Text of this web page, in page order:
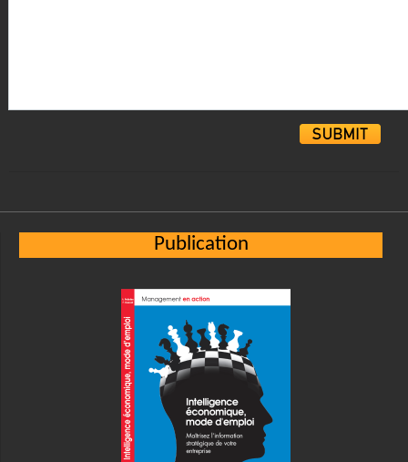
Publication